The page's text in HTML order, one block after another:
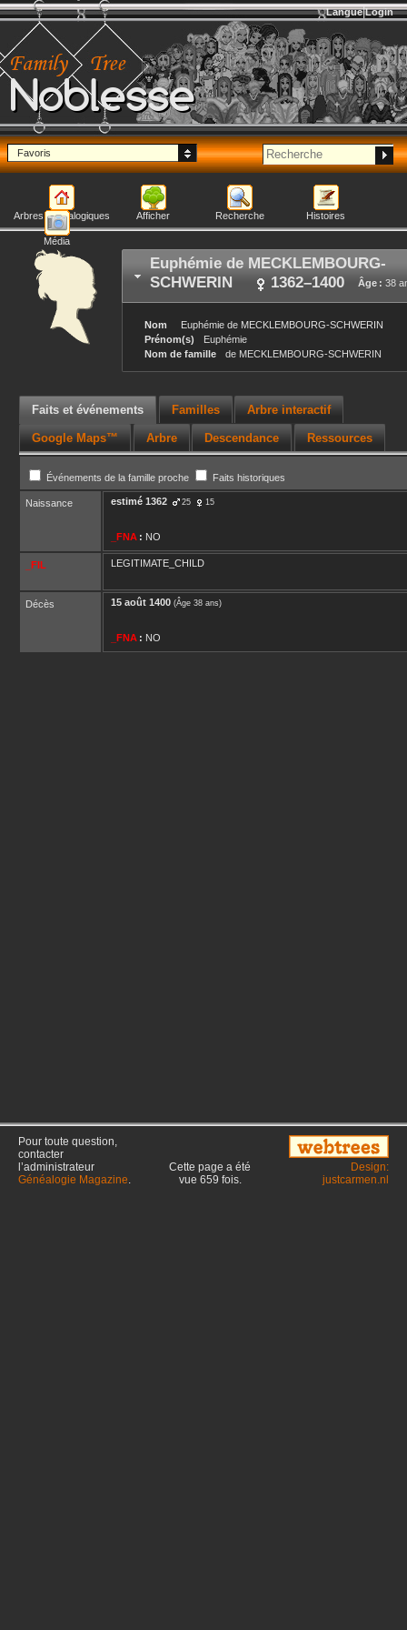
Noblesse
Langue Login
Favoris
Arbres généalogiques Afficher Recherche Histoires
Média
Euphémie de MECKLEMBOURG-
SCHWERIN
Âge : 38
1362–1400
Nom Euphémie de MECKLEMBOURG-SCHWERIN
Prénom(s)
Euphémie
Nom de famille
de MECKLEMBOURG-SCHWERIN
Faits et événements Familles Arbre interactif
Google Maps™ Arbre Descendance Ressources
Événements de la famille proche Faits historiques
Naissance estimé 1362 25 15
_FNA : NO
_FIL LEGITIMATE_CHILD
Décès 15 août 1400 (Âge 38 ans)
_FNA : NO
Pour toute question,
contacter
l’administrateur
Généalogie Magazine.
Cette page a été
vue 659 fois.
Design:
justcarmen.nl